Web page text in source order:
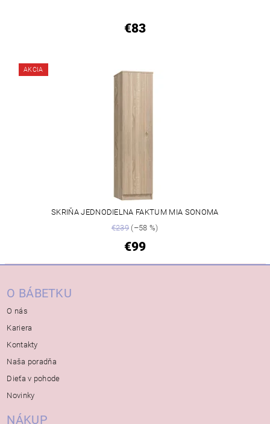
€83
AKCIA
SKRIŇA JEDNODIELNA FAKTUM MIA SONOMA
€239 (–58 %)
€99
O BÁBETKU
O nás
Kariera
Kontakty
Naša poradňa
Dieťa v pohode
Novinky
NÁKUP